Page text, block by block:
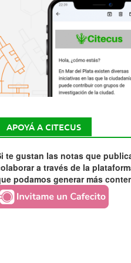
APOYÁ A CITECUS
te gustan las notas que
a través de la
podamos generar más